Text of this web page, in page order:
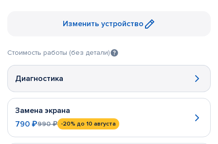
Изменить устройство
Стоимость работы (без детали)
Диагностика
Замена экрана
790 ₽990 ₽ -20% до 10 августа